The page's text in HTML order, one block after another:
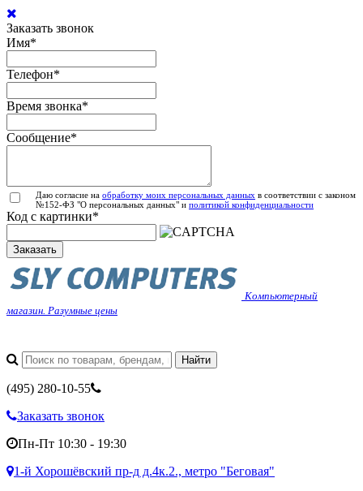
Заказать звонок
Имя*
Телефон*
Время звонка*
Сообщение*
Даю согласие на обработку моих персональных данных в соответствии с законом
№152-ФЗ "О персональных данных" и политикой конфиденциальности
Код с картинки*
Заказать
Компьютерный
магазин. Разумные цены
(495) 280-10-55
Заказать звонок
Пн-Пт 10:30 - 19:30
1-й Хорошёвский пр-д д.4к.2., метро "Беговая"